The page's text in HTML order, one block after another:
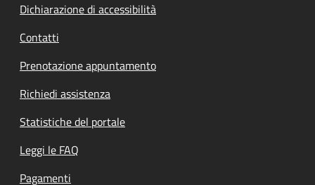
Dichiarazione di accessibilità
Contatti
Prenotazione appuntamento
Richiedi assistenza
Statistiche del portale
Leggi le FAQ
Pagamenti